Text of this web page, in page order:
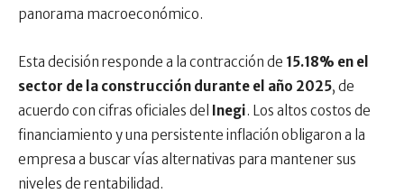
panorama macroeconómico.
Esta decisión responde a la contracción de 15.18% en el
sector de la construcción durante el año 2025, de
acuerdo con cifras oficiales del
Inegi. Los altos costos de
financiamiento y una persistente inflación obligaron a la
empresa a buscar vías alternativas para mantener sus
niveles de rentabilidad.